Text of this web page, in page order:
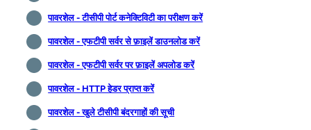
पावरशेल - टीसीपी पोर्ट कनेक्टिविटी का परीक्षण करें
पावरशेल - एफटीपी सर्वर से फ़ाइलें डाउनलोड करें
पावरशेल - एफटीपी सर्वर पर फ़ाइलें अपलोड करें
पावरशेल - HTTP हेडर प्राप्त करें
पावरशेल - खुले टीसीपी बंदरगाहों की सूची